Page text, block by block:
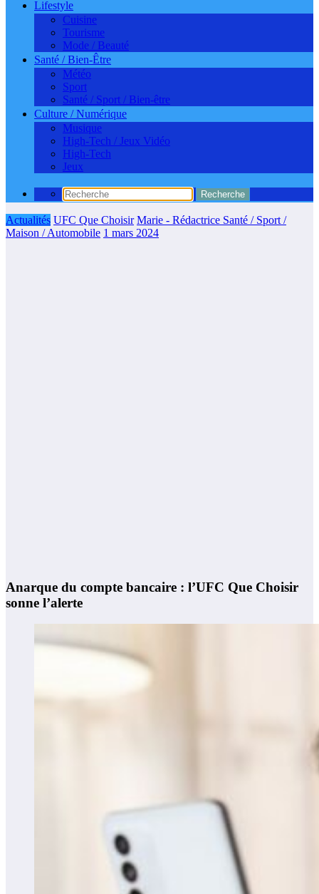
Lifestyle
Cuisine
Tourisme
Mode / Beauté
Santé / Bien-Être
Météo
Sport
Santé / Sport / Bien-être
Culture / Numérique
Musique
High-Tech / Jeux Vidéo
High-Tech
Jeux
Actualités UFC Que Choisir Marie - Rédactrice Santé / Sport /
Maison / Automobile 1 mars 2024
Anarque du compte bancaire : l’UFC Que Choisir
sonne l’alerte